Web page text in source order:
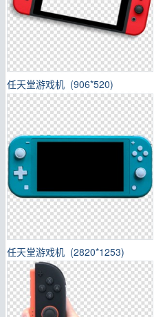
任天堂游戏机 (906*520)
任天堂游戏机 (2820*1253)